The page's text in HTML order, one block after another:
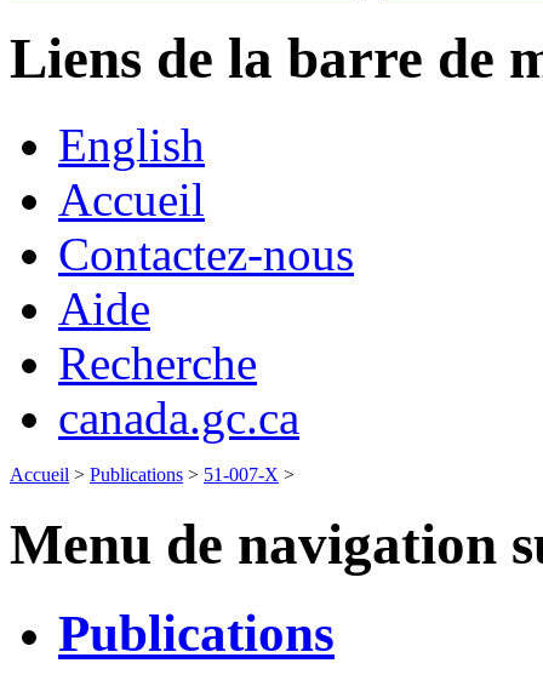
Liens de la barre de
English
Accueil
Contactez-nous
Aide
Recherche
canada.gc.ca
Accueil > Publications > 51-007-X >
Menu de navigation
Publications